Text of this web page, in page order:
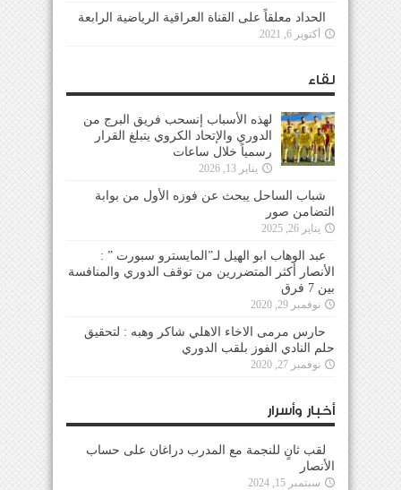
الحداد معلقاً على القناة العراقية الرياضية الرابعة
أكتوبر 6, 2021
لقاء
لهذه الأسباب إنسحب فريق البرج من
الدوري والإتحاد الكروي يتبلغ القرار
رسمياً خلال ساعات
يناير 13, 2026
شباب الساحل يبحث عن فوزه الأول من بوابة
التضامن صور
يناير 26, 2025
عبد الوهاب ابو الهيل لـ”المايسترو سبورت ” :
الأنصار أكثر المتضررين من توقف الدوري والمنافسة
بين 7 فرق
نوفمبر 29, 2020
حارس مرمى الاخاء الاهلي شاكر وهبه : لتحقيق
حلم النادي الفوز بلقب الدوري
نوفمبر 27, 2020
أخبار وأسرار
لقب ثانٍ للنجمة مع المدرب دراغان على حساب
الأنصار
سبتمبر 15, 2024